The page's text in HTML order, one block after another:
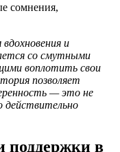
сомнения,
и
со смутными
воплотить свои
позволяет
— это не
действительно
поддержки в